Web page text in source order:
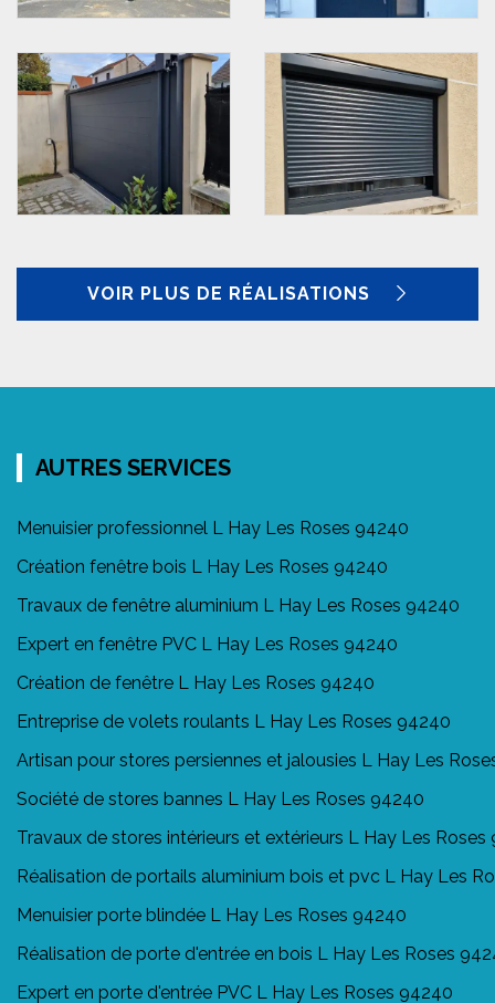
VOIR PLUS DE RÉALISATIONS
AUTRES SERVICES
Menuisier professionnel L Hay Les Roses 94240
Création fenêtre bois L Hay Les Roses 94240
Travaux de fenêtre aluminium L Hay Les Roses 94240
Expert en fenêtre PVC L Hay Les Roses 94240
Création de fenêtre L Hay Les Roses 94240
Entreprise de volets roulants L Hay Les Roses 94240
Artisan pour stores persiennes et jalousies L Hay Les
Société de stores bannes L Hay Les Roses 94240
Travaux de stores intérieurs et extérieurs L Hay Les Roses
Réalisation de portails aluminium bois et pvc L Hay Les
Menuisier porte blindée L Hay Les Roses 94240
Réalisation de porte d'entrée en bois L Hay Les Roses
Expert en porte d'entrée PVC L Hay Les Roses 94240